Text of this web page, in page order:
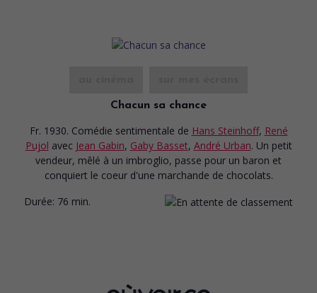
Chacun sa chance
Fr. 1930. Comédie sentimentale de Hans Steinhoff, René
Pujol avec Jean Gabin, Gaby Basset, André Urban. Un petit
vendeur, mêlé à un imbroglio, passe pour un baron et
conquiert le coeur d'une marchande de chocolats.
Durée: 76 min.